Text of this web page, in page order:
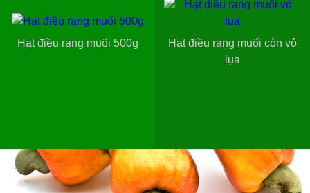
Hạt điều rang muối 500g
Hạt điều rang muối còn vỏ
lụa